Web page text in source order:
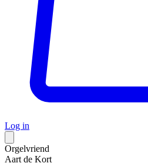
Log in
Orgelvriend
Aart de Kort